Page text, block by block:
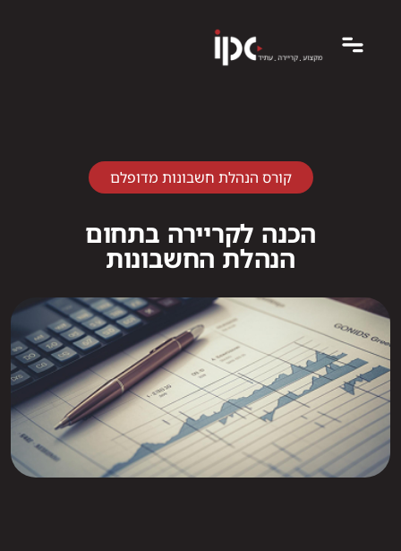
קורס הנהלת חשבונות מדופלם
הכנה לקריירה בתחום
הנהלת החשבונות